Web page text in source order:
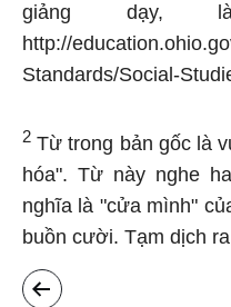
giảng
http://
Standards/Social-
2 Từ trong bản gốc là
hóa". Từ này nghe
nghĩa là "cửa mình"
buồn cười. Tạm dịch